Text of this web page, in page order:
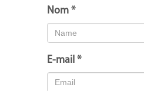
Nom *
E-mail *